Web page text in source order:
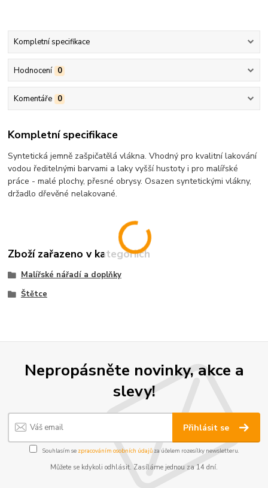
Kompletní specifikace
Hodnocení 0
Komentáře 0
Kompletní specifikace
Syntetická jemně zašpičatělá vlákna. Vhodný pro kvalitní lakování
vodou ředitelnými barvami a laky vyšší hustoty i pro malířské
práce - malé plochy, přesné obrysy. Osazen syntetickými vlákny,
držadlo dřevěné nelakované.
Zboží zařazeno v kategoriích
Malířské nářadí a doplňky
Štětce
Nepropásněte novinky, akce a
slevy!
Přihlásit se
Souhlasím se zpracováním osobních údajůza účelem rozesílky newsletteru.
Můžete se kdykoli odhlásit. Zasíláme jednou za 14 dní.